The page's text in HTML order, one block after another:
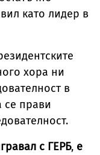
като лидер в
хора ни
в
се прави
с ГЕРБ, е